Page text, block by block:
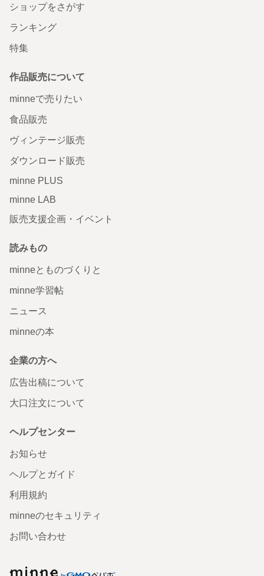
ショップをさがす
ランキング
特集
作品販売について
minneで売りたい
食品販売
ヴィンテージ販売
ダウンロード販売
minne PLUS
minne LAB
販売支援企画・イベント
読みもの
minneとものづくりと
minne学習帖
ニュース
minneの本
企業の方へ
広告出稿について
大口注文について
ヘルプセンター
お知らせ
ヘルプとガイド
利用規約
minneのセキュリティ
お問い合わせ